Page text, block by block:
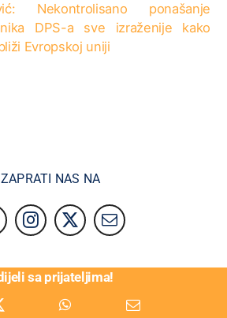
Nekontrolisano ponašanje
DPS-a sve izraženije kako
Evropskoj uniji
ZAPRATI NAS NA
sa prijateljima!